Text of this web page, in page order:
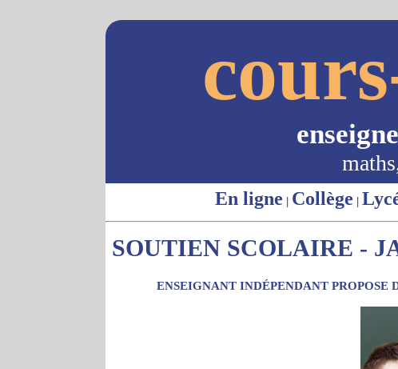
En ligne | Collège |
SOUTIEN SCOLAIRE -
ENSEIGNANT INDÉPENDANT PROPOSE